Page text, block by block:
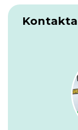
campingplats.